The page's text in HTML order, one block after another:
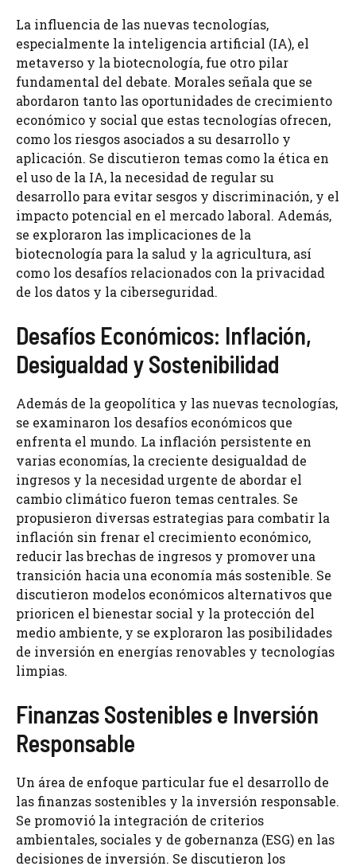
La influencia de las nuevas tecnologías,
especialmente la inteligencia artificial (IA), el
metaverso y la biotecnología, fue otro pilar
fundamental del debate. Morales señala que se
abordaron tanto las oportunidades de crecimiento
económico y social que estas tecnologías ofrecen,
como los riesgos asociados a su desarrollo y
aplicación. Se discutieron temas como la ética en
el uso de la IA, la necesidad de regular su
desarrollo para evitar sesgos y discriminación, y el
impacto potencial en el mercado laboral. Además,
se exploraron las implicaciones de la
biotecnología para la salud y la agricultura, así
como los desafíos relacionados con la privacidad
de los datos y la ciberseguridad.
Desafíos Económicos: Inflación,
Desigualdad y Sostenibilidad
Además de la geopolítica y las nuevas tecnologías,
se examinaron los desafíos económicos que
enfrenta el mundo. La inflación persistente en
varias economías, la creciente desigualdad de
ingresos y la necesidad urgente de abordar el
cambio climático fueron temas centrales. Se
propusieron diversas estrategias para combatir la
inflación sin frenar el crecimiento económico,
reducir las brechas de ingresos y promover una
transición hacia una economía más sostenible. Se
discutieron modelos económicos alternativos que
prioricen el bienestar social y la protección del
medio ambiente, y se exploraron las posibilidades
de inversión en energías renovables y tecnologías
limpias.
Finanzas Sostenibles e Inversión
Responsable
Un área de enfoque particular fue el desarrollo de
las finanzas sostenibles y la inversión responsable.
Se promovió la integración de criterios
ambientales, sociales y de gobernanza (ESG) en las
decisiones de inversión. Se discutieron los